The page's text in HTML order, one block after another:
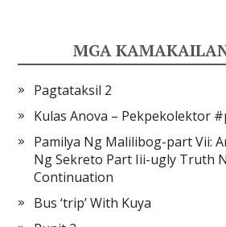
MGA
Pagtataksil 2
Kulas Anova – Pekpekolektor
Pamilya Ng Malilibog-part Vii:
Ng Sekreto Part Iii-ugly Truth
Continuation
Bus ‘trip’ With Kuya